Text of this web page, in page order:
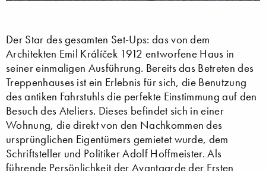
Der Star des gesamten Set-Ups: das von dem
Architekten Emil Králíček 1912 entworfene Haus in
seiner einmaligen Ausführung. Bereits das Betreten des
Treppenhauses ist ein Erlebnis für sich, die Benutzung
des antiken Fahrstuhls die perfekte Einstimmung auf den
Besuch des Ateliers. Dieses befindet sich in einer
Wohnung, die direkt von den Nachkommen des
ursprünglichen Eigentümers gemietet wurde, dem
Schriftsteller und Politiker Adolf Hoffmeister. Als
führende Persönlichkeit der Avantgarde der Ersten